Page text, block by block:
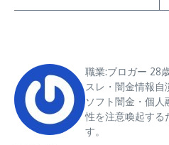
職業:ブロガー 28
スレ・闇金情報自
ソフト闇金・個
性を注意喚起する
す。